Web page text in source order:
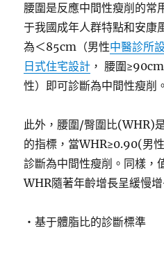
腰圍是反應中間性瘦削的常
于我國成年人群特點和安康
為＜85cm（男性中醫診所
日式住宅設計 ， 腰圍
性）即可診斷為中間性瘦削。
此外，腰圍/臀圍比(WHR)
的指標，當WHR≥0.90(男
診斷為中間性瘦削。同樣，
WHR隨著年齡增長呈緩慢增
・基于體脂比的診斷標準